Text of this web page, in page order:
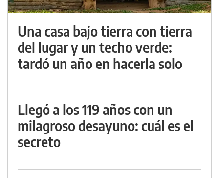
Una casa bajo tierra con tierra
del lugar y un techo verde:
tardó un año en hacerla solo
Llegó a los 119 años con un
milagroso desayuno: cuál es el
secreto